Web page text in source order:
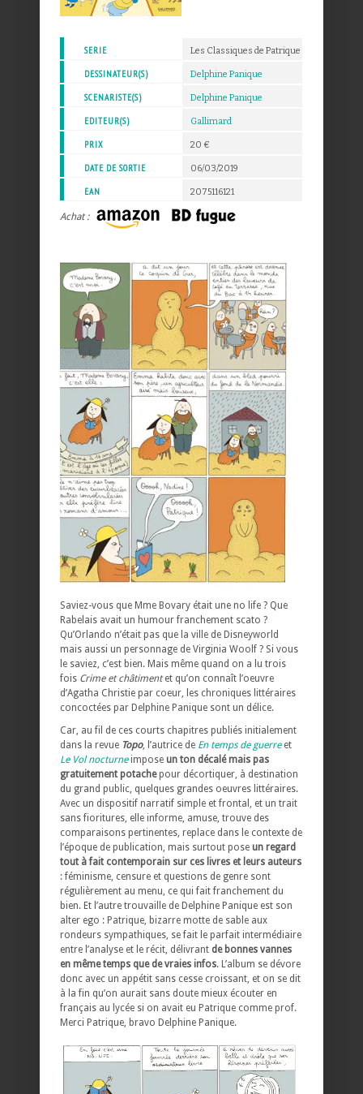
SERIE Les Classiques de Patrique
DESSINATEUR(S) Delphine Panique
SCENARISTE(S) Delphine Panique
EDITEUR(S) Gallimard
PRIX 20 €
DATE DE SORTIE 06/03/2019
EAN 2075116121
Achat :
Saviez-vous que Mme Bovary était une no life ? Que
Rabelais avait un humour franchement scato ?
Qu’Orlando n’était pas que la ville de Disneyworld
mais aussi un personnage de Virginia Woolf ? Si vous
le saviez, c’est bien. Mais même quand on a lu trois
fois Crime et châtimentet qu’on connaît l’oeuvre
d’Agatha Christie par coeur, les chroniques littéraires
concoctées par Delphine Panique sont un délice.
Car, au fil de ces courts chapitres publiés initialement
dans la revue Topo, l’autrice de En temps de guerreet
Le Vol nocturneimpose un ton décalé mais pas
gratuitement potachepour décortiquer, à destination
du grand public, quelques grandes oeuvres littéraires.
Avec un dispositif narratif simple et frontal, et un trait
sans fioritures, elle informe, amuse, trouve des
comparaisons pertinentes, replace dans le contexte de
l’époque de publication, mais surtout pose un regard
tout à fait contemporain sur ces livres et leurs auteurs
: féminisme, censure et questions de genre sont
régulièrement au menu, ce qui fait franchement du
bien. Et l’autre trouvaille de Delphine Panique est son
alter ego : Patrique, bizarre motte de sable aux
rondeurs sympathiques, se fait le parfait intermédiaire
entre l’analyse et le récit, délivrant de bonnes vannes
en même temps que de vraies infos. L’album se dévore
donc avec un appétit sans cesse croissant, et on se dit
à la fin qu’on aurait sans doute mieux écouter en
français au lycée si on avait eu Patrique comme prof.
Merci Patrique, bravo Delphine Panique.